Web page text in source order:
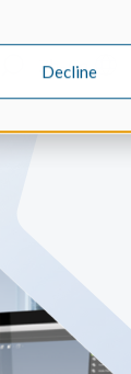
Decline
究
选择 Spatial 的
软件 Coreform
Zh-Cn